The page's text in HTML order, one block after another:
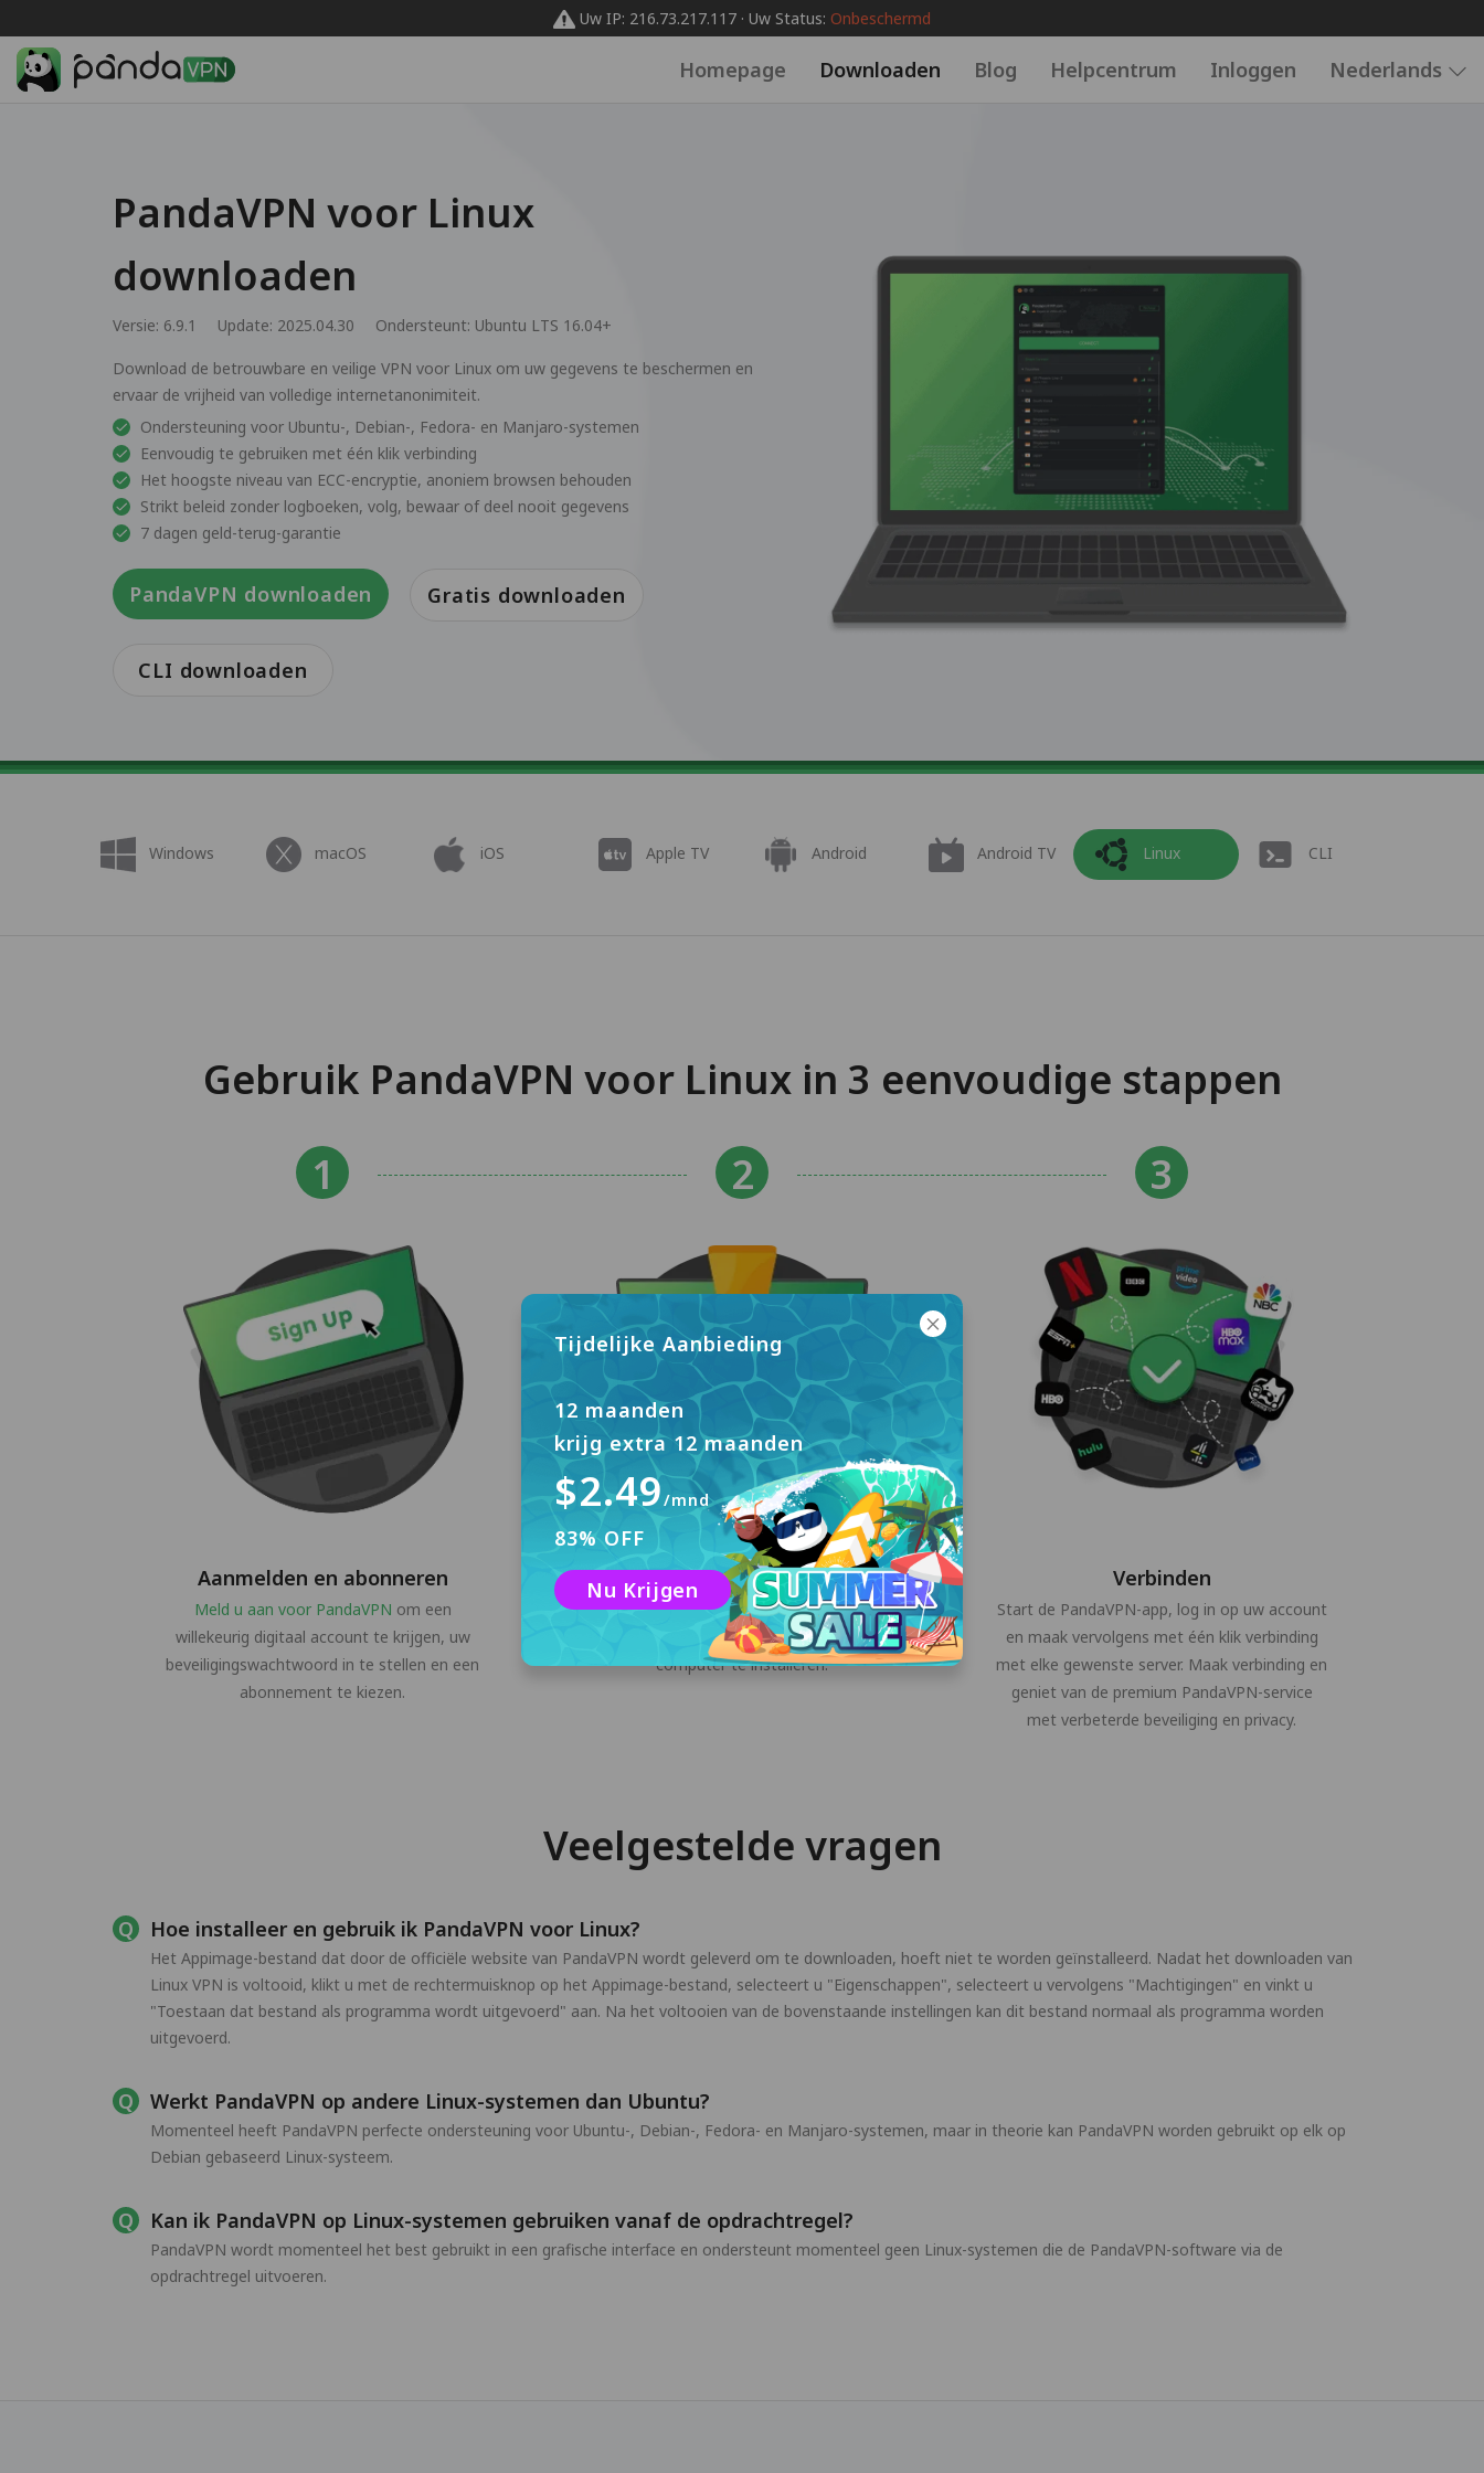
Uw IP: 216.73.217.117 · Uw Status: Onbeschermd
Homepage Downloaden Blog Helpcentrum Inloggen Nederlands
PandaVPN voor Linux
downloaden
Versie: 6.9.1 Update: 2025.04.30 Ondersteunt: Ubuntu LTS 16.04+
Download de betrouwbare en veilige VPN voor Linux om uw gegevens te beschermen en
ervaar de vrijheid van volledige internetanonimiteit.
Ondersteuning voor Ubuntu-, Debian-, Fedora- en Manjaro-systemen
Eenvoudig te gebruiken met één klik verbinding
Het hoogste niveau van ECC-encryptie, anoniem browsen behouden
Strikt beleid zonder logboeken, volg, bewaar of deel nooit gegevens
7 dagen geld-terug-garantie
PandaVPN downloaden Gratis downloaden
CLI downloaden
Windows macOS iOS Apple TV Android Android TV Linux CLI
Gebruik PandaVPN voor Linux in 3 eenvoudige stappen
Aanmelden en abonneren
Meld u aan voor PandaVPN om een
willekeurig digitaal account te krijgen, uw
beveiligingswachtwoord in te stellen en een
abonnement te kiezen.
Downloaden en installeren
Klik op "Gratis downloaden" om PandaVPN
voor Linux te downloaden en op uw
computer te installeren.
Verbinden
Start de PandaVPN-app, log in op uw account
en maak vervolgens met één klik verbinding
met elke gewenste server. Maak verbinding en
geniet van de premium PandaVPN-service
met verbeterde beveiliging en privacy.
Veelgestelde vragen
Hoe installeer en gebruik ik PandaVPN voor Linux?
Het Appimage-bestand dat door de officiële website van PandaVPN wordt geleverd om te downloaden, hoeft niet te worden geïnstalleerd. Nadat het downloaden van
Linux VPN is voltooid, klikt u met de rechtermuisknop op het Appimage-bestand, selecteert u "Eigenschappen", selecteert u vervolgens "Machtigingen" en vinkt u
"Toestaan dat bestand als programma wordt uitgevoerd" aan. Na het voltooien van de bovenstaande instellingen kan dit bestand normaal als programma worden
uitgevoerd.
Werkt PandaVPN op andere Linux-systemen dan Ubuntu?
Momenteel heeft PandaVPN perfecte ondersteuning voor Ubuntu-, Debian-, Fedora- en Manjaro-systemen, maar in theorie kan PandaVPN worden gebruikt op elk op
Debian gebaseerd Linux-systeem.
Kan ik PandaVPN op Linux-systemen gebruiken vanaf de opdrachtregel?
PandaVPN wordt momenteel het best gebruikt in een grafische interface en ondersteunt momenteel geen Linux-systemen die de PandaVPN-software via de
opdrachtregel uitvoeren.
Tijdelijke Aanbieding
12 maanden
krijg extra 12 maanden
$2.49/mnd
83% OFF
Nu Krijgen